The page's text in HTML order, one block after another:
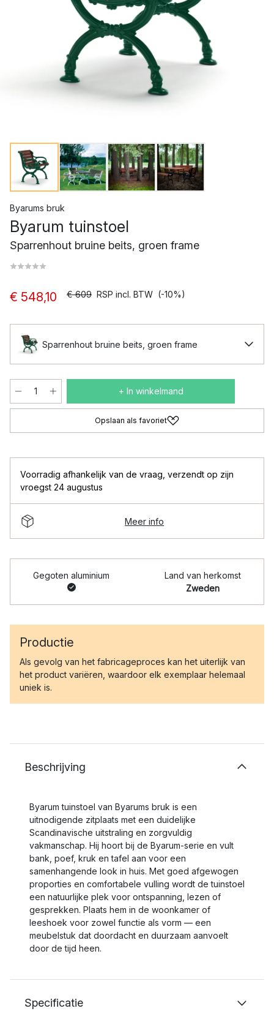
Byarums bruk
Byarum tuinstoel
Sparrenhout bruine beits, groen frame
€ 548,10 € 609 RSP incl. BTW (-10%)
Sparrenhout bruine beits, groen frame
+ In winkelmand
Opslaan als favoriet
Voorradig afhankelijk van de vraag verzendt op zijn
vroegst 24 augustus
Meer info
Gegoten aluminium
Land van herkomst
Zweden
Productie
Als gevolg van het fabricageproces kan het uiterlijk van
het product variëren, waardoor elk exemplaar helemaal
uniek is.
Beschrijving
Byarum tuinstoel van Byarums bruk is een
uitnodigende zitplaats met een duidelijke
Scandinavische uitstraling en zorgvuldig
vakmanschap. Hij hoort bij de Byarum-serie en vult
bank, poef, kruk en tafel aan voor een
samenhangende look in huis. Met goed afgewogen
proporties en comfortabele vulling wordt de tuinstoel
een natuurlijke plek voor ontspanning, lezen of
gesprekken. Plaats hem in de woonkamer of
leeshoek voor zowel functie als vorm — een
meubelstuk dat doordacht en duurzaam aanvoelt
door de tijd heen.
Specificatie